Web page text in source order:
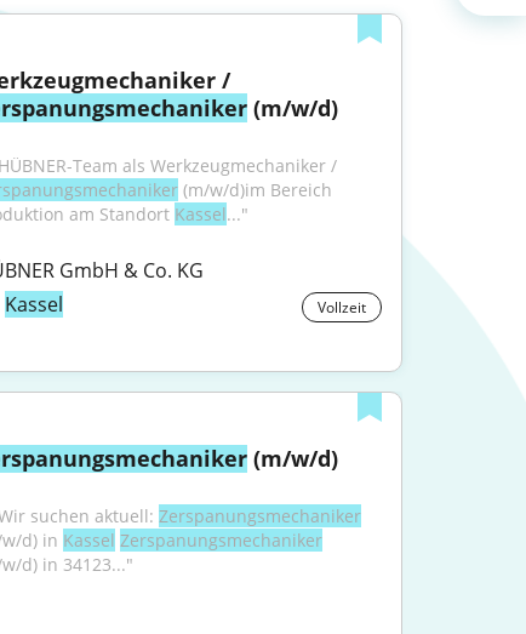
Werkzeugmechaniker /
(m/w/d)
"...HÜBNER-Team als Werkzeugmechaniker /
(m/w/d)im Bereich
am Standort Kassel..."
GmbH & Co. KG
Kassel
Vollzeit
(m/w/d)
suchen aktuell: Zerspanungsmechaniker
d) in Kassel Zerspanungsmechaniker
d) in 34123..."